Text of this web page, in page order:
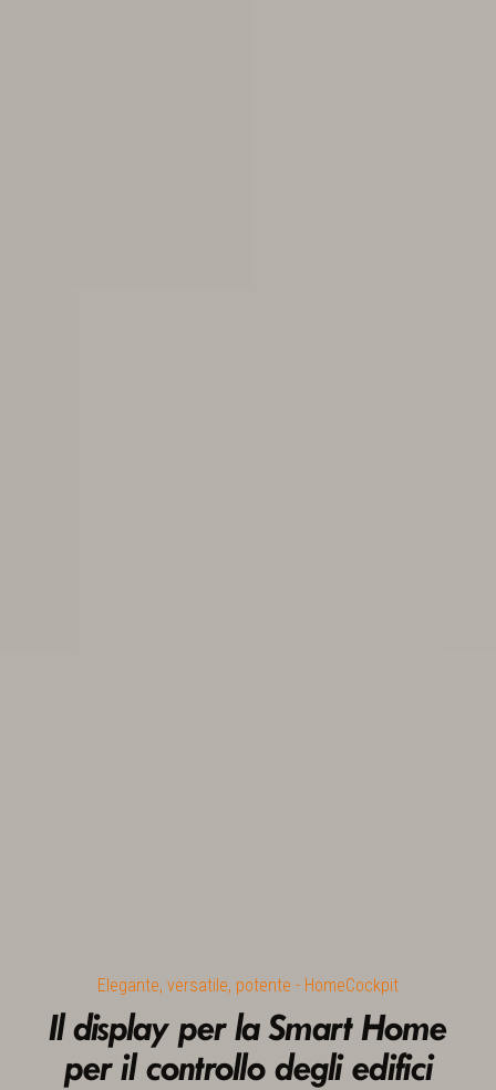
Elegante, versatile, potente - HomeCockpit
Il display per la Smart Home
per il controllo degli edifici